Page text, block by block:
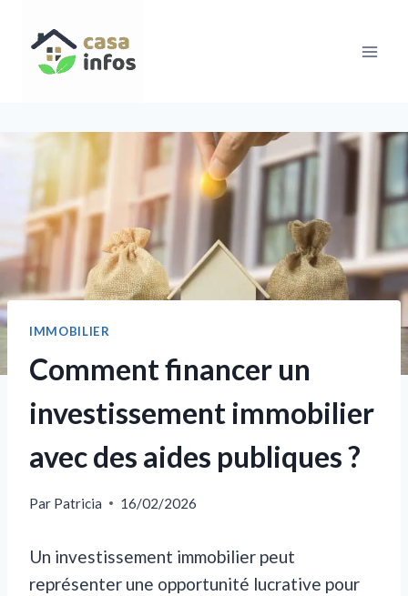
contenu
IMMOBILIER
Comment financer un
investissement immobilier
avec des aides publiques ?
Par Patricia 16/02/2026
Un investissement immobilier peut
représenter une opportunité lucrative pour